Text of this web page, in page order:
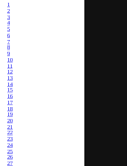
1
2
3
4
5
6
7
8
9
10
11
12
13
14
15
16
17
18
19
20
21
22
23
24
25
26
27